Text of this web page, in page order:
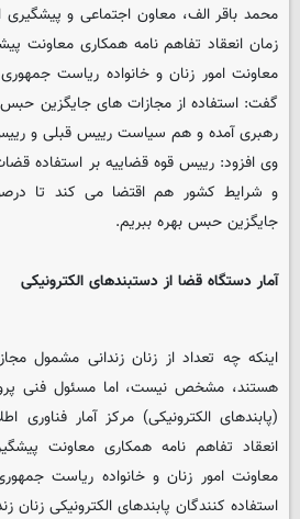
محمد باقر الف، معاون اجتماعی و
زمان انعقاد تفاهم نامه همکاری معاونت
معاونت امور زنان و خانواده ریاست
گفت: استفاده از مجازات های جایگزین
رهبری آمده و هم سیاست رییس قبلی و
وی افزود: رییس قوه قضاییه بر استفاده
و شرایط کشور هم اقتضا می کند تا
جایگزین حبس بهره ببریم.
آمار دستگاه قضا از دستبندهای الکترونیکی
اینکه چه تعداد از زنان زندانی مشمول
هستند، مشخص نیست، اما مسئول فنی
(پابندهای الکترونیکی) مرکز آمار فناوری
انعقاد تفاهم نامه همکاری معاونت
استفاده کنندگان پابندهای الکترونیکی زنان